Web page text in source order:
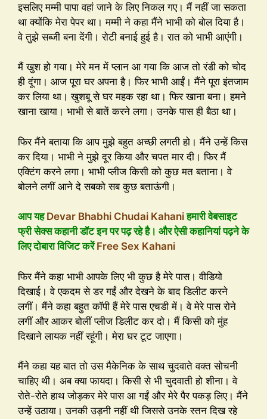
इसलिए मम्मी पापा वहां जाने के लिए निकल गए। मैं नहीं जा सकता
था क्योंकि मेरा पेपर था। मम्मी ने कहा मैंने भाभी को बोल दिया है।
वे तुझे सब्जी बना देंगी। रोटी बनाई हुई है। रात को भाभी आएंगी।
मैं खुश हो गया। मेरे मन में प्लान आ गया कि आज तो रंडी को चोद
ही दूंगा। आज पूरा घर अपना है। फिर भाभी आईं। मैंने पूरा इंतजाम
कर लिया था। खुशबू से घर महक रहा था। फिर खाना बना। हमने
खाना खाया। भाभी से बातें करने लगा। उनके पास ही बैठा था।
फिर मैंने बताया कि आप मुझे बहुत अच्छी लगती हो। मैंने उन्हें किस
कर दिया। भाभी ने मुझे दूर किया और चपत मार दी। फिर मैं
एक्टिंग करने लगा। भाभी प्लीज किसी को कुछ मत बताना। वे
बोलने लगीं आने दे सबको सब कुछ बताऊंगी।
आप यहDevar Bhabhi Chudai Kahaniहमारी वेबसाइट
फ्री सेक्स कहानी डॉट इन पर पढ़ रहे है। और ऐसी कहानियां पढ़ने के
लिए दोबारा विजिट करेंFree Sex Kahani
फिर मैंने कहा भाभी आपके लिए भी कुछ है मेरे पास। वीडियो
दिखाई। वे एकदम से डर गईं और देखने के बाद डिलीट करने
लगीं। मैंने कहा बहुत कॉपी हैं मेरे पास एचडी में। वे मेरे पास रोने
लगीं और आकर बोलीं प्लीज डिलीट कर दो। मैं किसी को मुंह
दिखाने लायक नहीं रहूंगी। मेरा घर टूट जाएगा।
मैंने कहा यह बात तो उस मैकेनिक के साथ चुदवाते वक्त सोचनी
चाहिए थी। अब क्या फायदा। किसी से भी चुदवाती हो शीना। वे
रोते-रोते हाथ जोड़कर मेरे पास आ गईं और मेरे पैर पकड़ लिए। मैंने
उन्हें उठाया। उनकी उड़नी नहीं थी जिससे उनके स्तन दिख रहे